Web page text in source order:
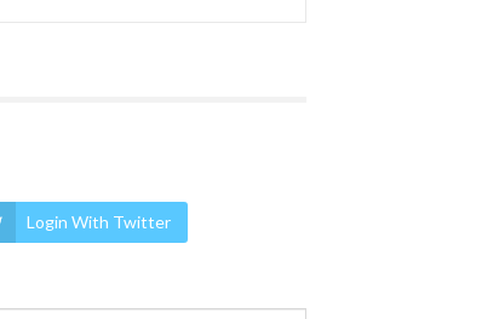
Login With Twitter